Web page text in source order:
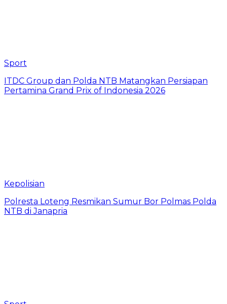
Sport
ITDC Group dan Polda NTB Matangkan Persiapan
Pertamina Grand Prix of Indonesia 2026
Kepolisian
Polresta Loteng Resmikan Sumur Bor Polmas Polda
NTB di Janapria